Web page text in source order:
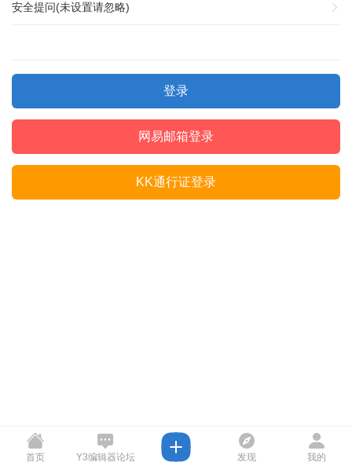
安全提问(未设置请忽略)
登录
网易邮箱登录
KK通行证登录
首页 Y3编辑器论坛 发现 我的